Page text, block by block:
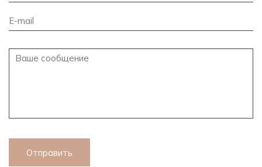
Отправить